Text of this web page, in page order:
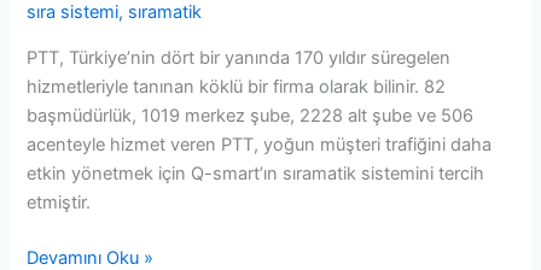
sıra sistemi, sıramatik
PTT, Türkiye’nin dört bir yanında 170 yıldır süregelen
hizmetleriyle tanınan köklü bir firma olarak bilinir. 82
başmüdürlük, 1019 merkez şube, 2228 alt şube ve 506
acenteyle hizmet veren PTT, yoğun müşteri trafiğini daha
etkin yönetmek için Q-smart’ın sıramatik sistemini tercih
etmiştir.
PTT
Devamını Oku »